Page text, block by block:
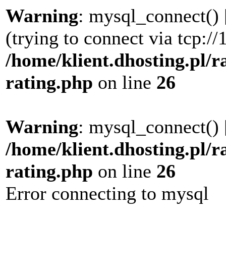
Warning: mysql_connect()
(trying to connect via
/home/klient.dhosting.pl/
rating.php on line 26
Warning: mysql_connect()
/home/klient.dhosting.pl/
rating.php on line 26
Error connecting to mysql